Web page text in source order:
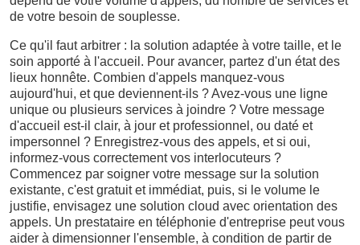
de votre besoin de souplesse.
Ce qu'il faut arbitrer : la solution adaptée à votre taille, et le
soin apporté à l'accueil. Pour avancer, partez d'un état des
lieux honnête. Combien d'appels manquez-vous
aujourd'hui, et que deviennent-ils ? Avez-vous une ligne
unique ou plusieurs services à joindre ? Votre message
d'accueil est-il clair, à jour et professionnel, ou daté et
impersonnel ? Enregistrez-vous des appels, et si oui,
informez-vous correctement vos interlocuteurs ?
Commencez par soigner votre message sur la solution
existante, c'est gratuit et immédiat, puis, si le volume le
justifie, envisagez une solution cloud avec orientation des
appels. Un prestataire en téléphonie d'entreprise peut vous
aider à dimensionner l'ensemble, à condition de partir de